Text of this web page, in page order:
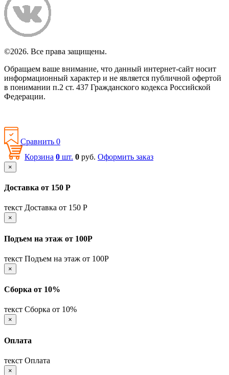
©2026. Все права защищены.
Обращаем ваше внимание, что данный интернет-сайт носит
информационный характер и не является публичной офертой
в понимании п.2 ст. 437 Гражданского кодекса Российской
Федерации.
Сравнить 0
Корзина 0 шт. 0 руб. Оформить заказ
×
Доставка от 150 Р
текст Доставка от 150 Р
×
Подъем на этаж от 100Р
текст Подъем на этаж от 100Р
×
Сборка от 10%
текст Сборка от 10%
×
Оплата
текст Оплата
×